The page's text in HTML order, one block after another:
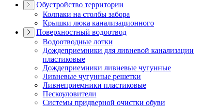
Обустройство территории
Колпаки на столбы забора
Крышки люка канализационного
Поверхностный водоотвод
Водоотводные лотки
Дождеприемники для ливневой канализации
пластиковые
Дождеприемники ливневые чугунные
Ливневые чугунные решетки
Ливнеприемники пластиковые
Пескоуловители
Системы придверной очистки обуви